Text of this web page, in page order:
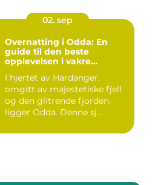
02. sep
Overnatting i Odda: En
guide til den beste
opplevelsen i vakre
I hjertet av Hardanger,
omgitt av majestetiske fjell
og den glitrende fjorden,
ligger Odda. Denne sj...